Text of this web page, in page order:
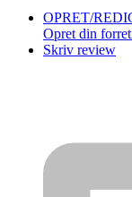
OPRET/
Opret din
Skriv review